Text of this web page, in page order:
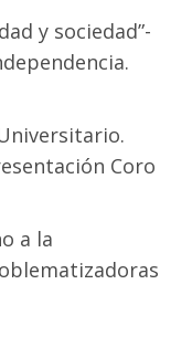
y sociedad”-
Coro
a la